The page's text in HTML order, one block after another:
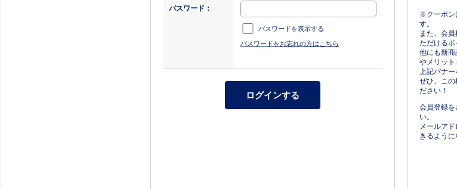
パスワード：
パスワードを表示する
パスワードをお忘れの方はこちら
※クーポン
す。
また、会
ただけるポ
他にも新
やメリット
上記バナ
ぜひ、この
ださい！
会員登録を
い。
メールア
きるように